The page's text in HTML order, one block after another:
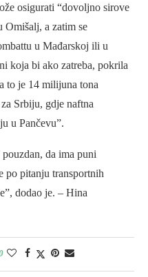
osigurati “dovoljno sirove
Omišalj, a zatim se
u Mađarskoj ili u
koja bi ako zatreba, pokrila
to je 14 milijuna tona
Srbiju, gdje naftna
u Pančevu”.
da ima puni
po pitanju transportnih
dodao je. – Hina